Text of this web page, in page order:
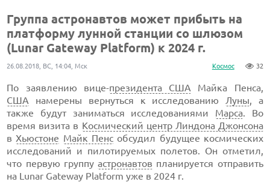
Группа астронавтов может прибыть на
платформу лунной станции со шлюзом
(Lunar Gateway Platform) к 2024 г.
Космос 32
26.08.2018, ВС, 14:04, Мск
По заявлению вице-президента США Майка Пенса,
США намерены вернуться к исследованию Луны, а
также будут заниматься исследованиями Марса. Во
время визита в Космический центр Линдона Джонсона
вХьюстоне Майк Пенс обсудил будущее космических
исследований и пилотируемых полетов. Он отметил,
что первую группуастронавтов планируется отправить
на Lunar Gateway Platform уже в 2024 г.